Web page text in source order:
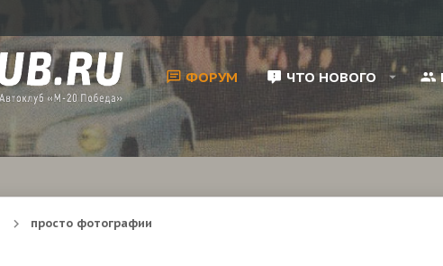
ФОРУМ ЧТО НОВОГО
просто фотографии